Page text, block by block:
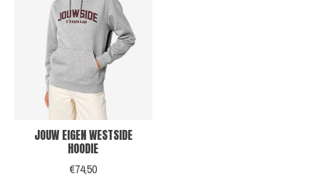
JOUW EIGEN WESTSIDE
HOODIE
€74,50